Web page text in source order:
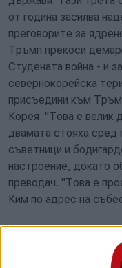
от година засилва
преговорите за
Тръмп прекоси
Студената война - и
севернокорейска
присъедини към
Корея. "Това е велик
двамата стояха сред
съветници и
настроение, докато
преводач. "Това е
Ким по адрес на